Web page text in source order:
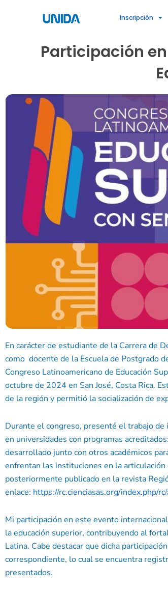
Inscripción
Participación
En carácter de estudiante de la Carrera de
como docente de la Escuela de Postgrado
Congreso Latinoamericano de Educación
octubre de 2024 en San José, Costa Rica.
de la región y permitió la socialización de
Durante el congreso, presenté el trabajo
en universidades con programas
desarrollado junto con otros académicos
enfrentan las instituciones en la
posteriormente publicado en la revista
enlace: https://rc.cienciasas.org/index.php/
Mi participación en este evento
la educación superior, contribuyendo al
Latina. Cabe destacar que dicha
correspondiente, lo cual se encuentra
presentados.